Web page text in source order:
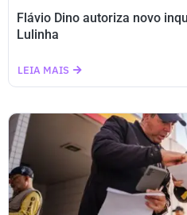
Flávio Dino autoriza novo
Lulinha
LEIA MAIS